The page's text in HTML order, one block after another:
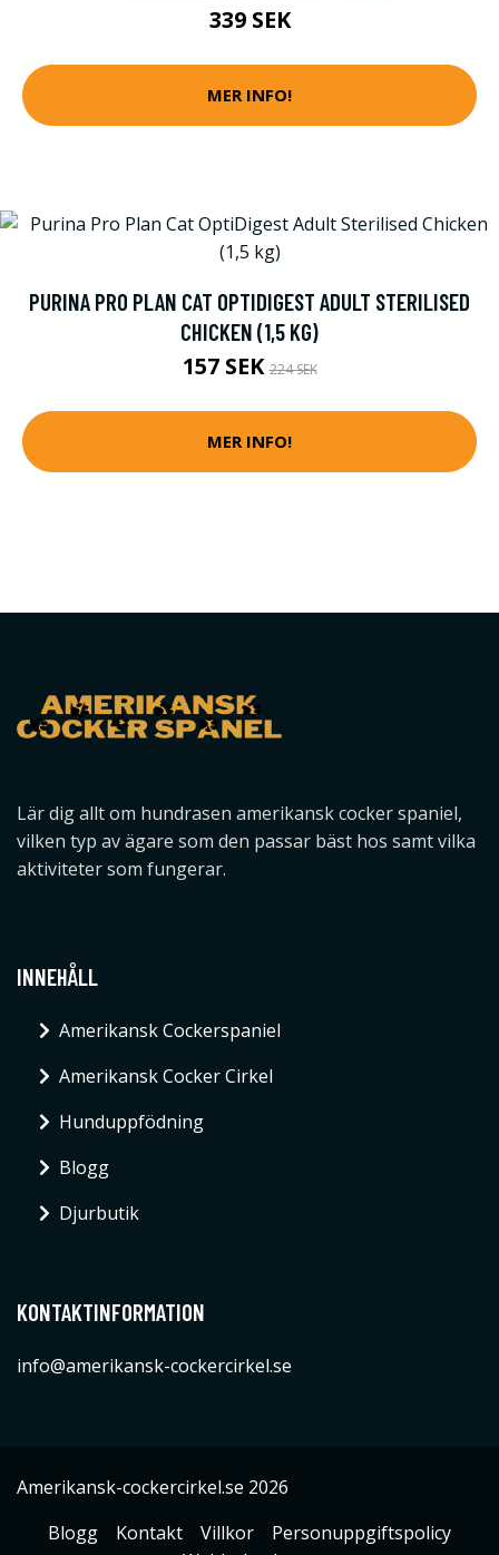
339 SEK
MER INFO!
PURINA PRO PLAN CAT OPTIDIGEST ADULT STERILISED
CHICKEN (1,5 KG)
157 SEK224 SEK
MER INFO!
Lär dig allt om hundrasen amerikansk cocker spaniel,
vilken typ av ägare som den passar bäst hos samt vilka
aktiviteter som fungerar.
INNEHÅLL
Amerikansk Cockerspaniel
Amerikansk Cocker Cirkel
Hunduppfödning
Blogg
Djurbutik
KONTAKTINFORMATION
info@amerikansk-cockercirkel.se
Amerikansk-cockercirkel.se 2026
Blogg
Kontakt Villkor
Personuppgiftspolicy